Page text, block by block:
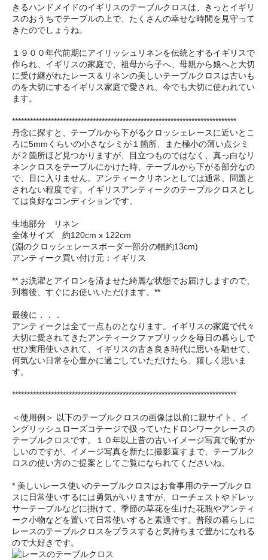
きるハンドメイドのイギリスのテーブルクロスは、きっとイギリ
スのおうちでテーブルの上で、たくさんの幸せな時間を見守って
きたのでしょうね。
１９００年代前期にアイリッシュリネンを伝統とするイギリスで
作られ、イギリスの家庭で、祖母から子へ、母親から娘へと大切
に受け継がれたレース＆リネンの美しいテーブルクロスは古いも
のを大切にするイギリス家庭で愛され、今でも大切に使われてい
ます。
***************************************************************************
丹念に探すと、テーブルから下がるクロッシェレースに近いとこ
ろに5mmくらいの小さなシミが１箇所、また極小の薄い点シミ
が２箇所ほど見つかりますが、目立つものではなく、真っ白なリ
ネンクロスをテーブルにかけた時、テーブルから下がる部分なの
で、目に入りません。アンティークリネンとしては通常、問題と
されない程度です。イギリスアンティークのテーブルクロスとし
ては良好なコンディションです。
生地部分 リネン
全体サイズ 約120cm x 122cm
(淵のクロッシェレースボーダー部分の幅約13cm)
アンティーク買い付け元：イギリス
** お洗濯とアイロンを済ませた綺麗な状態でお届けしますので、
到着後、すぐにお使いいただけます。**
最後に．．．
アンティークは全て一点ものとなります。イギリスの家庭で代々
大切に愛されてきたアンティークファブリックを毎日の暮らしで
ぜひ実用使いされて、イギリスの古き良き時代に思いを馳せて、
何気ない日常を心豊かに過ごしていただけたら、嬉しく思いま
す。
***************************************************************************
＜使用例＞ 以下のテーブルクロスの画像は以前に親サイト、イ
ングリッシュローズコテージで扱っていたドロンワークレースの
テーブルクロスです。１０年以上昔の古いイメージ写真で恥ずか
しいのですが、イメージ写真を新たに撮影直すまで、テーブルク
ロスの使い方のご提案としてご覧になられてくださいね。
* 美しいレース使いのテーブルクロスはお食事用のテーブルクロ
スに日常使いするには勇気がいりますが、ローチェストやドレッ
サーテーブルなどに掛けて、季節の草花を生けた花瓶やアンティ
ーク小物などを置いて日常使いすると素適です。普段の暮らしに
レースのテーブルクロスをプラスすると気持ちまで豊かになれる
ので大好きです。